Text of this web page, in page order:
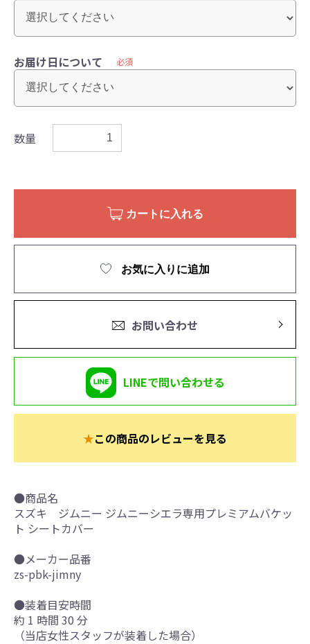
お届け日について 必須
数量
カートに入れる
お気に入りに追加
お問い合わせ
LINEで問い合わせる
★この商品のレビューを見る
●商品名
スズキ ジムニー ジムニーシエラ専用プレミアムバケッ
ト シートカバー
●メーカー品番
zs-pbk-jimny
●装着目安時間
約 1 時間 30 分
（当店女性スタッフが装着した場合）